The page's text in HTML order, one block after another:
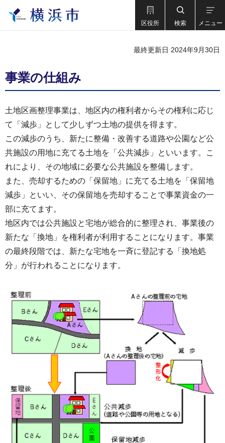
区役所 検索 メニュー
最終更新日 2024年9月30日
事業の仕組み
土地区画整理事業は、地区内の権利者からその権利に応じ
て「減歩」として少しずつ土地の提供を得ます。
この減歩のうち、新たに整備・改善する道路や公園など公
共施設の用地に充てる土地を「公共減歩」といいます。こ
れにより、その地域に必要な公共施設を整備します。
また、売却するための「保留地」に充てる土地を「保留地
減歩」といい、その保留地を売却することで事業資金の一
部に充てます。
地区内では公共施設と宅地が総合的に整理され、事業後の
新たな「換地」を権利者が利用することになります。事業
の最終段階では、新たな宅地を一斉に登記する「換地処
分」が行われることになります。